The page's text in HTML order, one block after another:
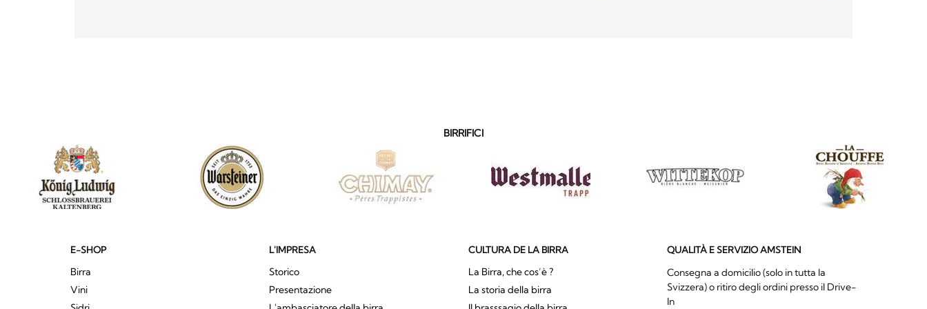
BIRRIFICI
E-SHOP
Birra
Vini
L'IMPRESA
Storico
Presentazione
CULTURA DE LA BIRRA
La Birra, che cos’è ?
La storia della birra
QUALITÀ E SERVIZIO AMSTEIN
Consegna a domicilio (solo in tutta la
Svizzera) o ritiro degli ordini presso il Drive-
In